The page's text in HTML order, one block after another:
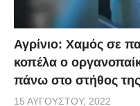
Αγρίνιο: Χαμός σε
κοπέλα ο
πάνω στο στήθος
15 ΑΥΓΟΎΣΤΟΥ, 2022